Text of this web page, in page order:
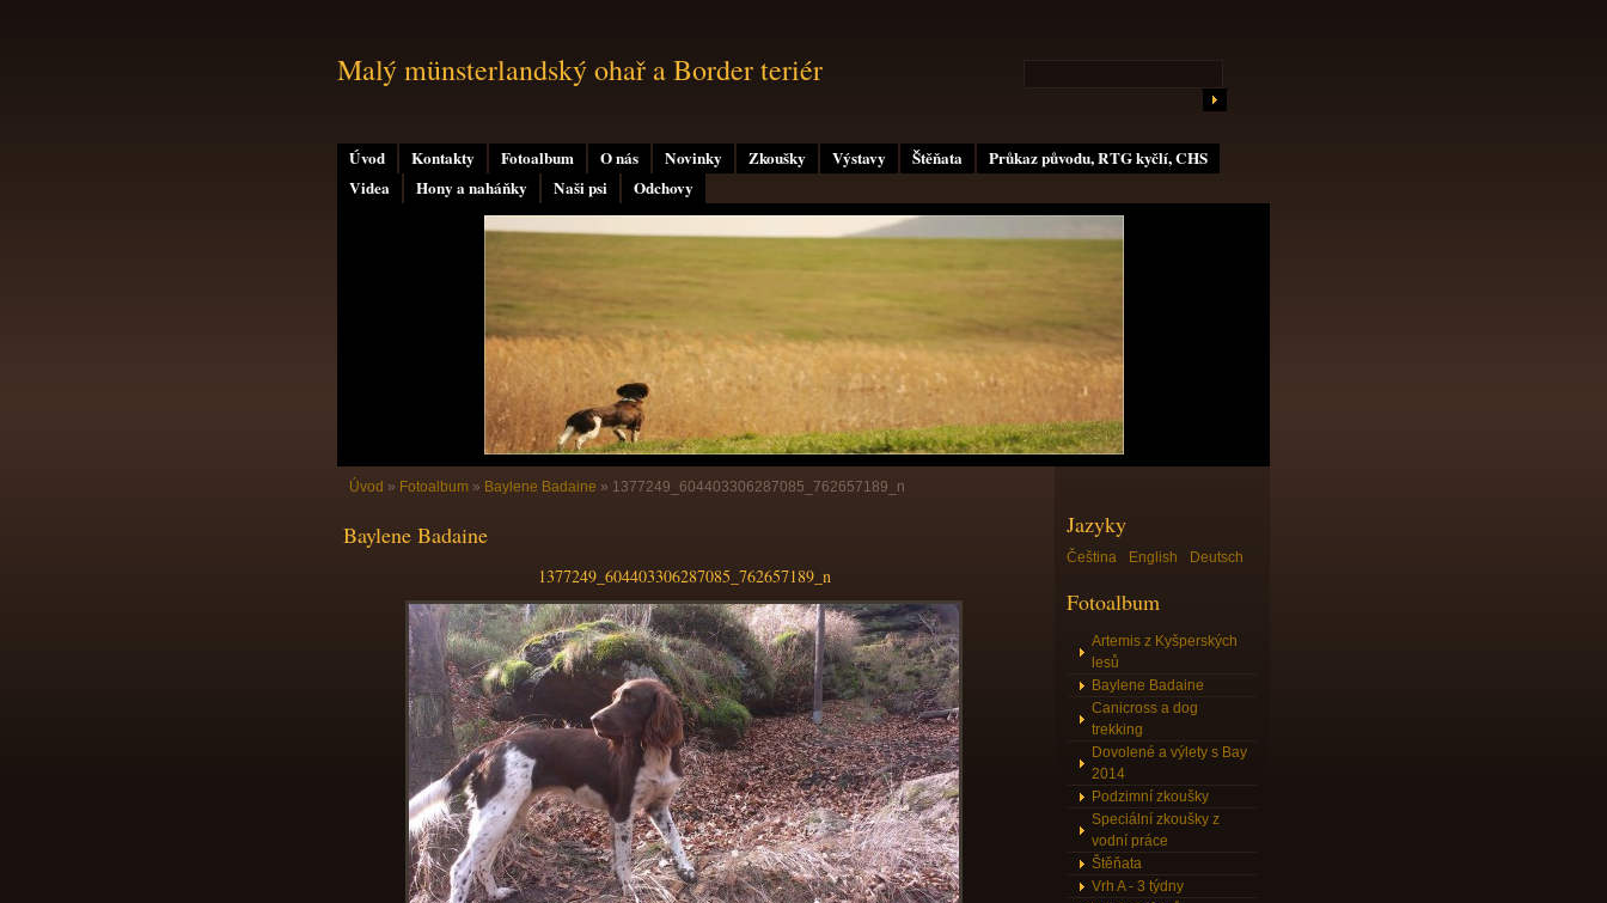
Úvod Kontakty Fotoalbum O nás Novinky Zkoušky Výstavy Štěňata
Průkaz původu, RTG kyčlí, CHS
Videa
Hony a naháňky Naši psi Odchovy
Malý münsterlandský ohař a Border teriér
Úvod » Fotoalbum » Baylene Badaine » 1377249_604403306287085_762657189_n
Baylene Badaine
1377249_604403306287085_762657189_n
Jazyky
Čeština English Deutsch
Fotoalbum
Artemis z Kyšperských
lesů
Baylene Badaine
Canicross a dog
trekking
Dovolené a výlety s Bay
2014
Podzimní zkoušky
Speciální zkoušky z
vodní práce
Štěňata
Vrh A - 3 týdny